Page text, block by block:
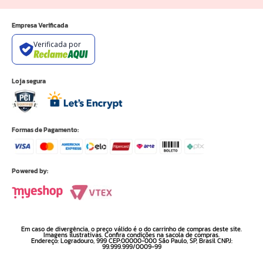
Empresa Verificada
Verificada por
Loja segura
Formas de Pagamento:
Powered by:
Em caso de divergência, o preço válido é o do carrinho de compras deste site.
Imagens ilustrativas. Confira condições na sacola de compras.
Endereço: Logradouro, 999 CEP:00000-000 São Paulo, SP, Brasil CNPJ:
99.999.999/0009-99